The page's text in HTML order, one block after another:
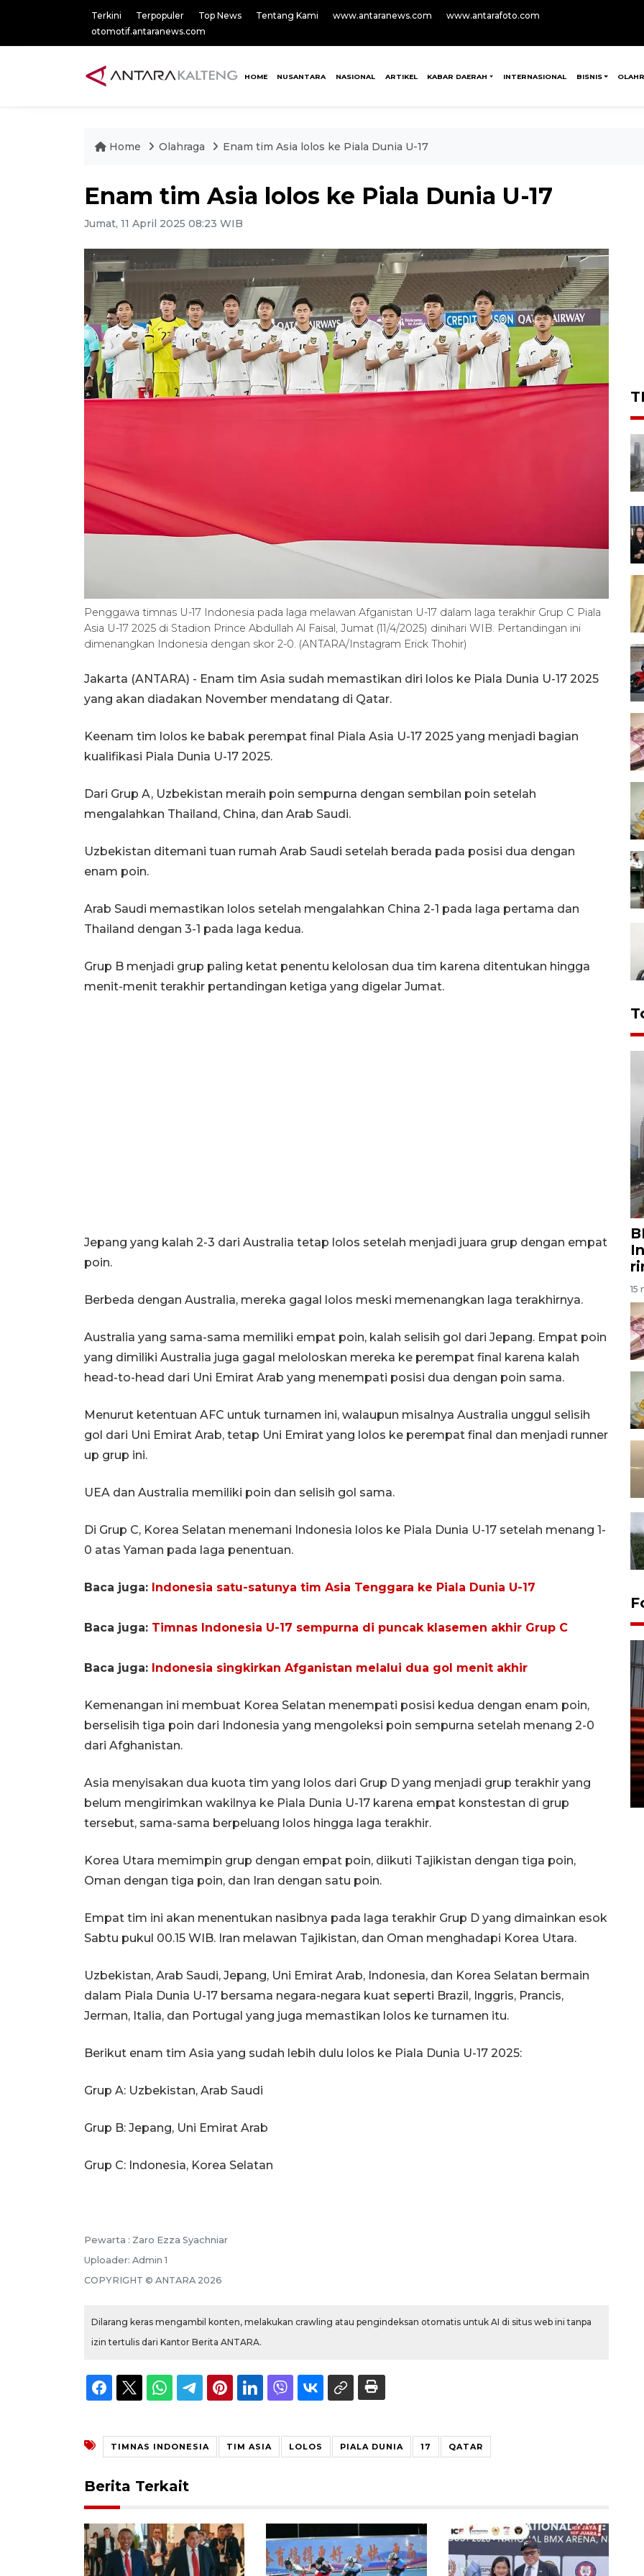
Terkini Terpopuler Top News Tentang Kami www.antaranews.com
www.antarafoto.com
otomotif.antaranews.com
HOME NUSANTARA NASIONAL ARTIKEL KABAR DAERAH INTERNASIONAL BISNIS
Home Olahraga Enam tim Asia lolos ke Piala Dunia U-17
Enam tim Asia lolos ke Piala Dunia U-17
Jumat, 11 April 2025 08:23 WIB
Penggawa timnas U-17 Indonesia pada laga melawan Afganistan U-17 dalam laga terakhir Grup C Piala
Asia U-17 2025 di Stadion Prince Abdullah Al Faisal, Jumat (11/4/2025) dinihari WIB. Pertandingan ini
dimenangkan Indonesia dengan skor 2-0. (ANTARA/Instagram Erick Thohir)
Jakarta (ANTARA) - Enam tim Asia sudah memastikan diri lolos ke Piala Dunia U-17 2025
yang akan diadakan November mendatang di Qatar.
Keenam tim lolos ke babak perempat final Piala Asia U-17 2025 yang menjadi bagian
kualifikasi Piala Dunia U-17 2025.
Dari Grup A, Uzbekistan meraih poin sempurna dengan sembilan poin setelah
mengalahkan Thailand, China, dan Arab Saudi.
Uzbekistan ditemani tuan rumah Arab Saudi setelah berada pada posisi dua dengan
enam poin.
Arab Saudi memastikan lolos setelah mengalahkan China 2-1 pada laga pertama dan
Thailand dengan 3-1 pada laga kedua.
Grup B menjadi grup paling ketat penentu kelolosan dua tim karena ditentukan hingga
menit-menit terakhir pertandingan ketiga yang digelar Jumat.
Jepang yang kalah 2-3 dari Australia tetap lolos setelah menjadi juara grup dengan empat
poin.
Berbeda dengan Australia, mereka gagal lolos meski memenangkan laga terakhirnya.
Australia yang sama-sama memiliki empat poin, kalah selisih gol dari Jepang. Empat poin
yang dimiliki Australia juga gagal meloloskan mereka ke perempat final karena kalah
head-to-head dari Uni Emirat Arab yang menempati posisi dua dengan poin sama.
Menurut ketentuan AFC untuk turnamen ini, walaupun misalnya Australia unggul selisih
gol dari Uni Emirat Arab, tetap Uni Emirat yang lolos ke perempat final dan menjadi runner
up grup ini.
UEA dan Australia memiliki poin dan selisih gol sama.
Di Grup C, Korea Selatan menemani Indonesia lolos ke Piala Dunia U-17 setelah menang 1-
0 atas Yaman pada laga penentuan.
Baca juga: Indonesia satu-satunya tim Asia Tenggara ke Piala Dunia U-17
Baca juga: Timnas Indonesia U-17 sempurna di puncak klasemen akhir Grup C
Baca juga: Indonesia singkirkan Afganistan melalui dua gol menit akhir
Kemenangan ini membuat Korea Selatan menempati posisi kedua dengan enam poin,
berselisih tiga poin dari Indonesia yang mengoleksi poin sempurna setelah menang 2-0
dari Afghanistan.
Asia menyisakan dua kuota tim yang lolos dari Grup D yang menjadi grup terakhir yang
belum mengirimkan wakilnya ke Piala Dunia U-17 karena empat konstestan di grup
tersebut, sama-sama berpeluang lolos hingga laga terakhir.
Korea Utara memimpin grup dengan empat poin, diikuti Tajikistan dengan tiga poin,
Oman dengan tiga poin, dan Iran dengan satu poin.
Empat tim ini akan menentukan nasibnya pada laga terakhir Grup D yang dimainkan esok
Sabtu pukul 00.15 WIB. Iran melawan Tajikistan, dan Oman menghadapi Korea Utara.
Uzbekistan, Arab Saudi, Jepang, Uni Emirat Arab, Indonesia, dan Korea Selatan bermain
dalam Piala Dunia U-17 bersama negara-negara kuat seperti Brazil, Inggris, Prancis,
Jerman, Italia, dan Portugal yang juga memastikan lolos ke turnamen itu.
Berikut enam tim Asia yang sudah lebih dulu lolos ke Piala Dunia U-17 2025:
Grup A: Uzbekistan, Arab Saudi
Grup B: Jepang, Uni Emirat Arab
Grup C: Indonesia, Korea Selatan
Pewarta : Zaro Ezza Syachniar
Uploader: Admin 1
COPYRIGHT © ANTARA 2026
Dilarang keras mengambil konten, melakukan crawling atau pengindeksan otomatis untuk AI di situs web ini tanpa
izin tertulis dari Kantor Berita ANTARA.
TIMNAS INDONESIA TIM ASIA LOLOS PIALA DUNIA 17 QATAR
Berita Terkait
15
Prediksi puncak musim
22 July 2026 17:18 WIB